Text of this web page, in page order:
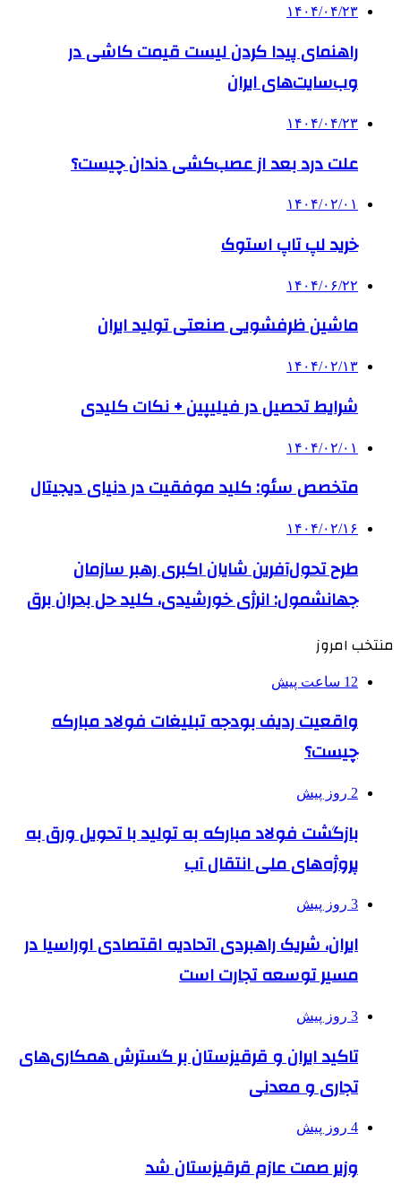
۱۴۰۴/۰۴/۲۳
راهنمای پیدا کردن لیست قیمت کاشی در
وب‌سایت‌های ایران
۱۴۰۴/۰۴/۲۳
علت درد بعد از عصب‌کشی دندان چیست؟
۱۴۰۴/۰۲/۰۱
خرید لپ تاپ استوک
۱۴۰۴/۰۶/۲۲
ماشین ظرفشویی صنعتی تولید ایران
۱۴۰۴/۰۲/۱۳
شرایط تحصیل در فیلیپین + نکات کلیدی
۱۴۰۴/۰۲/۰۱
متخصص سئو: کلید موفقیت در دنیای دیجیتال
۱۴۰۴/۰۲/۱۶
طرح تحول‌آفرین شایان اکبری رهبر سازمان
جهانشمول: انرژی خورشیدی، کلید حل بحران برق
منتخب امروز
12 ساعت پیش
واقعیت ردیف بودجه تبلیغات فولاد مبارکه
چیست؟
2 روز پیش
بازگشت فولاد مبارکه به تولید با تحویل ورق به
پروژه‌های ملی انتقال آب
3 روز پیش
ایران، شریک راهبردی اتحادیه اقتصادی اوراسیا در
مسیر توسعه تجارت است
3 روز پیش
تاکید ایران و قرقیزستان بر گسترش همکاری‌های
تجاری و معدنی
4 روز پیش
وزیر صمت عازم قرقیزستان شد